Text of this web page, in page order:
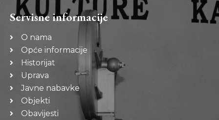
Servisne informacije
O nama
Opće informacije
Historijat
Uprava
Javne nabavke
Objekti
Obavijesti